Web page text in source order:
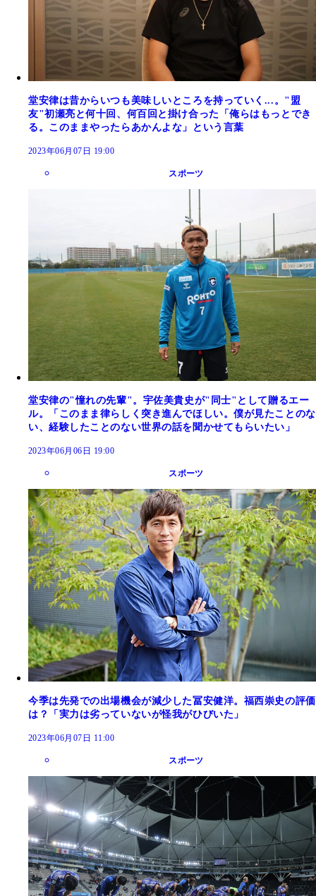
堂安律は昔からいつも美味しいところを持っていく...。"盟
友"初瀬亮と何十回、何百回と掛け合った「俺らはもっとでき
る。このままやったらあかんよな」という言葉
2023年06月07日 19:00
スポーツ
堂安律の"憧れの先輩"。宇佐美貴史が"同士"として贈るエー
ル。「このまま律らしく突き進んでほしい。僕が見たことのな
い、経験したことのない世界の話を聞かせてもらいたい」
2023年06月06日 19:00
スポーツ
今季は先発での出場機会が減少した冨安健洋。福西崇史の評価
は？「実力は劣っていないが怪我がひびいた」
2023年06月07日 11:00
スポーツ